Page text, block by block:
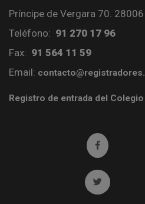
Príncipe de Vergara 70.
Teléfono: 91 270 17 96
Fax: 91 564 11 59
Email:
Registro de entrada del
Ir a
Ir a twitter